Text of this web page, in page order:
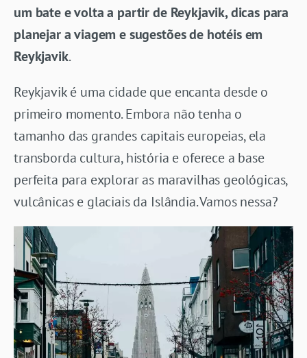
um bate e volta a partir de Reykjavik, dicas para
planejar a viagem e sugestões de hotéis em
Reykjavik.
Reykjavik é uma cidade que encanta desde o
primeiro momento. Embora não tenha o
tamanho das grandes capitais europeias, ela
transborda cultura, história e oferece a base
perfeita para explorar as maravilhas geológicas,
vulcânicas e glaciais da Islândia. Vamos nessa?